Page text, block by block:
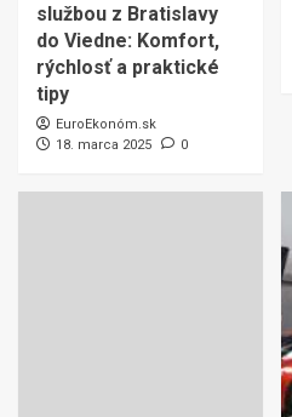
službou z Bratislavy
do Viedne: Komfort,
rýchlosť a praktické
tipy
EuroEkonóm.sk
18. marca 2025
0